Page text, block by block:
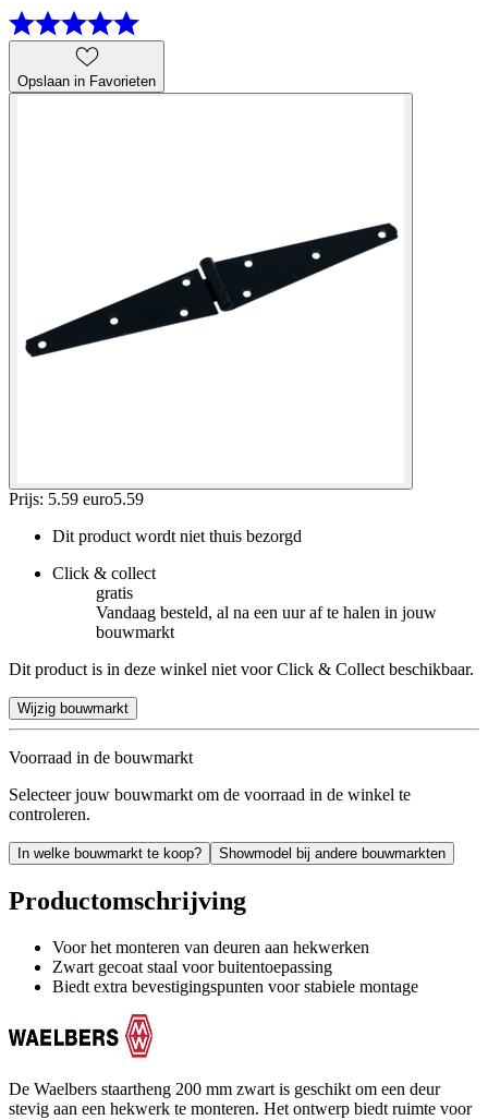
Opslaan in Favorieten
Prijs: 5.59 euro5.59
Dit product wordt niet thuis bezorgd
Click & collect
gratis
Vandaag besteld, al na een uur af te halen in jouw
bouwmarkt
Dit product is in deze winkel niet voor Click & Collect beschikbaar.
Wijzig bouwmarkt
Voorraad in de bouwmarkt
Selecteer jouw bouwmarkt om de voorraad in de winkel te
controleren.
In welke bouwmarkt te koop? Showmodel bij andere bouwmarkten
Productomschrijving
Voor het monteren van deuren aan hekwerken
Zwart gecoat staal voor buitentoepassing
Biedt extra bevestigingspunten voor stabiele montage
De Waelbers staartheng 200 mm zwart is geschikt om een deur
stevig aan een hekwerk te monteren. Het ontwerp biedt ruimte voor